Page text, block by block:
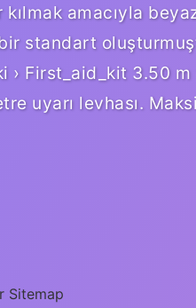
amacıyla
bir standart
› First_aid_kit 3.50 m
uyarı levhası.
Sitemap